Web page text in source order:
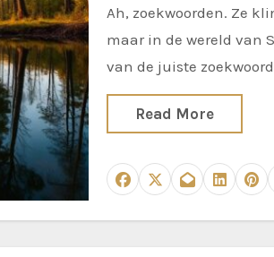
Ah, zoekwoorden. Ze klinken misschien als iets technisch en saai,
maar in de wereld van
van de juiste
Read More